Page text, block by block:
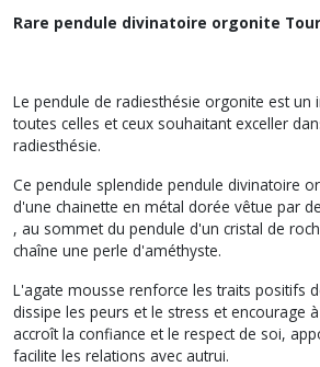
Rare pendule divinatoire orgonite
Le pendule de radiesthésie orgonite est un
toutes celles et ceux souhaitant exceller
radiesthésie.
Ce pendule splendide pendule divinatoire
d'une chainette en métal dorée vêtue par
, au sommet du pendule d'un cristal de
chaîne une perle d'améthyste.
L'agate mousse renforce les traits positifs
dissipe les peurs et le stress et encourage
accroît la confiance et le respect de soi,
facilite les relations avec autrui.